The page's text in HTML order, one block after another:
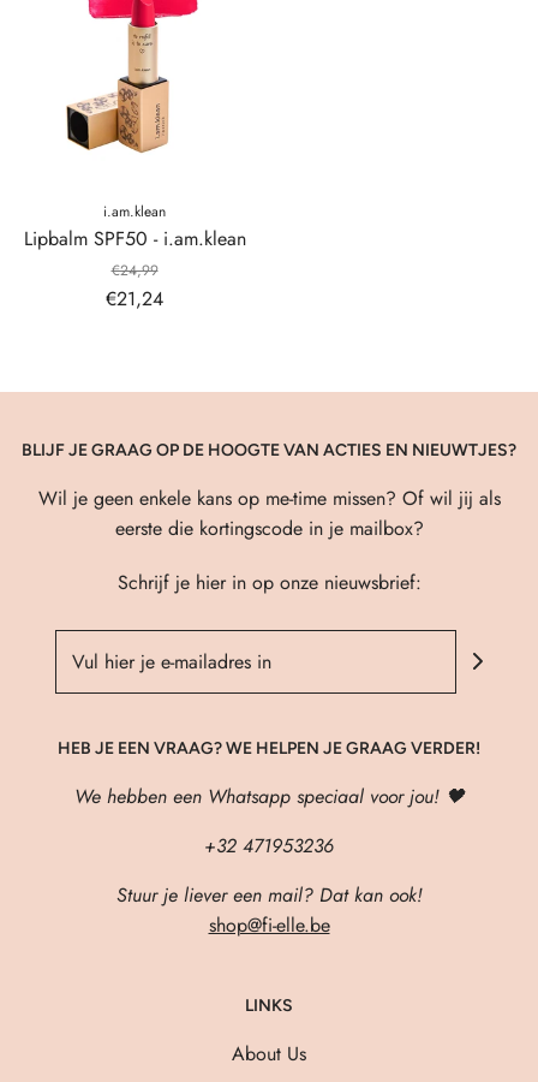
i.am.klean
Lipbalm SPF50 - i.am.klean
€24,99
€21,24
BLIJF JE GRAAG OP DE HOOGTE VAN ACTIES EN NIEUWTJES?
Wil je geen enkele kans op me-time missen? Of wil jij als
eerste die kortingscode in je mailbox?
Schrijf je hier in op onze nieuwsbrief:
HEB JE EEN VRAAG? WE HELPEN JE GRAAG VERDER!
We hebben een Whatsapp speciaal voor jou! 🖤
+32 471953236
Stuur je liever een mail? Dat kan ook!
shop@fi-elle.be
LINKS
About Us